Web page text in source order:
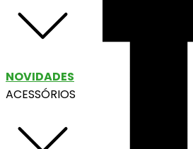
NOVIDADES
ACESSÓRIOS